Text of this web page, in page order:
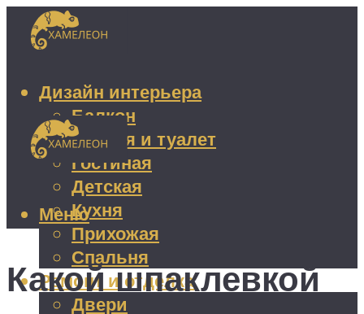
Дизайн интерьера
Балкон
Ванная и туалет
Гостиная
Детская
Кухня
Прихожая
Спальня
Ремонт и отделка
Двери
Меню
Какой шпаклевкой